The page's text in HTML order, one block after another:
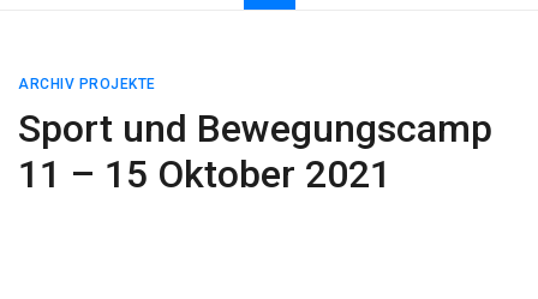
ARCHIV PROJEKTE
Sport und Bewegungscamp
11 – 15 Oktober 2021